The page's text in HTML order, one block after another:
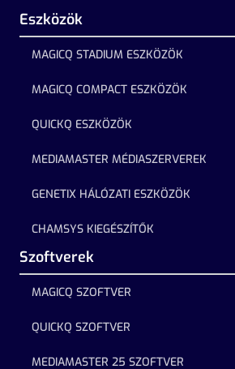
Eszközök
MAGICQ STADIUM ESZKÖZÖK
MAGICQ COMPACT ESZKÖZÖK
QUICKQ ESZKÖZÖK
MEDIAMASTER MÉDIASZERVEREK
GENETIX HÁLÓZATI ESZKÖZÖK
CHAMSYS KIEGÉSZÍTŐK
Szoftverek
MAGICQ SZOFTVER
QUICKQ SZOFTVER
MEDIAMASTER 25 SZOFTVER